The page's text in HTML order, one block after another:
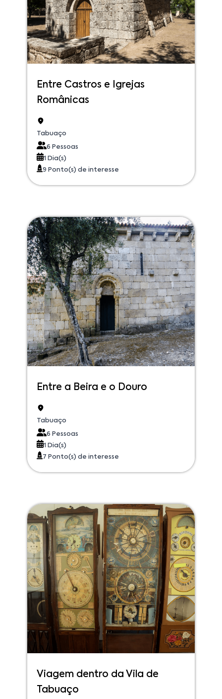
Entre Castros e Igrejas
Românicas
Tabuaço
6 Pessoas
1 Dia(s)
9 Ponto(s) de interesse
Entre a Beira e o Douro
Tabuaço
6 Pessoas
1 Dia(s)
7 Ponto(s) de interesse
Viagem dentro da Vila de
Tabuaço